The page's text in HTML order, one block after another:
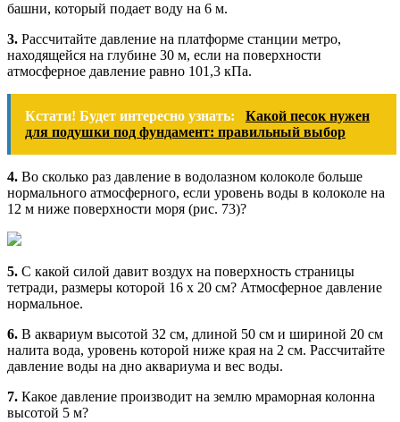
башни, который подает воду на 6 м.
3. Рассчитайте давление на платформе станции метро,
находящейся на глубине 30 м, если на поверхности
атмосферное давление равно 101,3 кПа.
Кстати! Будет интересно узнать:
Какой песок нужен
для подушки под фундамент: правильный выбор
4. Во сколько раз давление в водолазном колоколе больше
нормального атмосферного, если уровень воды в колоколе на
12 м ниже поверхности моря (рис. 73)?
5. С какой силой давит воздух на поверхность страницы
тетради, размеры которой 16 х 20 см? Атмосферное давление
нормальное.
6. В аквариум высотой 32 см, длиной 50 см и шириной 20 см
налита вода, уровень которой ниже края на 2 см. Рассчитайте
давление воды на дно аквариума и вес воды.
7. Какое давление производит на землю мраморная колонна
высотой 5 м?